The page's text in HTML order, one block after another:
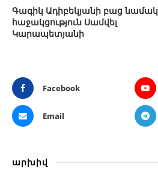
Գագիկ Ադիբեկյանի բաց
հաջակցություն Սամվել
Կարապետյանի
Facebook
Email
արխիվ